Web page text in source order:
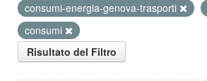
consumi-energia-genova-trasporti
consumi
Risultato del Filtro